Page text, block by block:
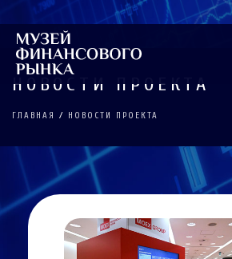
НОВОСТИ ПРОЕКТА
ГЛАВНАЯ / НОВОСТИ ПРОЕКТА